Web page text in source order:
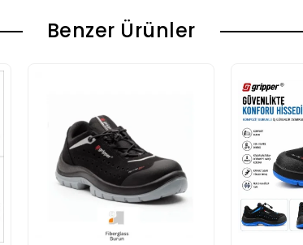
Benzer Ürünler